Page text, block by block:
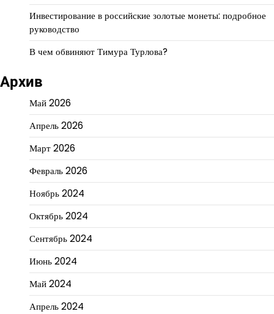
Инвестирование в российские золотые монеты: подробное
руководство
В чем обвиняют Тимура Турлова?
Архив
Май 2026
Апрель 2026
Март 2026
Февраль 2026
Ноябрь 2024
Октябрь 2024
Сентябрь 2024
Июнь 2024
Май 2024
Апрель 2024